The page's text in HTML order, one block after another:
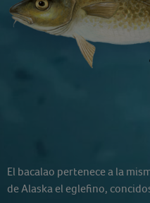
El bacalao pertenece a la
de Alaska el eglefino,